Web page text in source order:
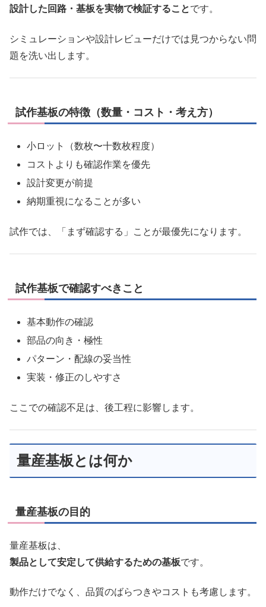
設計した回路・基板を実物で検証することです。
シミュレーションや設計レビューだけでは見つからない問
題を洗い出します。
試作基板の特徴（数量・コスト・考え方）
小ロット（数枚〜十数枚程度）
コストよりも確認作業を優先
設計変更が前提
納期重視になることが多い
試作では、「まず確認する」ことが最優先になります。
試作基板で確認すべきこと
基本動作の確認
部品の向き・極性
パターン・配線の妥当性
実装・修正のしやすさ
ここでの確認不足は、後工程に影響します。
量産基板とは何か
量産基板の目的
量産基板は、
製品として安定して供給するための基板です。
動作だけでなく、品質のばらつきやコストも考慮します。